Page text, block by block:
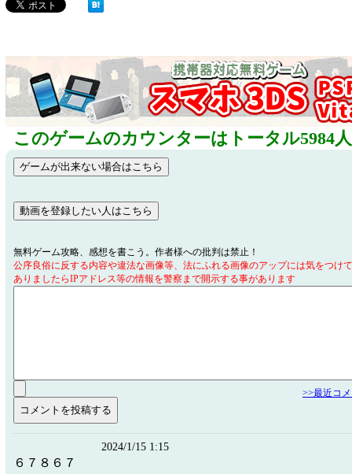
このゲームのカウンターはトータル5984
無料ゲーム攻略、感想を書こう。作者様への批判は禁止！
公序良俗に反する内容や違法な画像等、法にふれる画像のアップには気をつけ
ありましたらIPアドレス等の情報を警察まで開示する事があります
>>最近コ
2024/1/15 1:15
６７８６７